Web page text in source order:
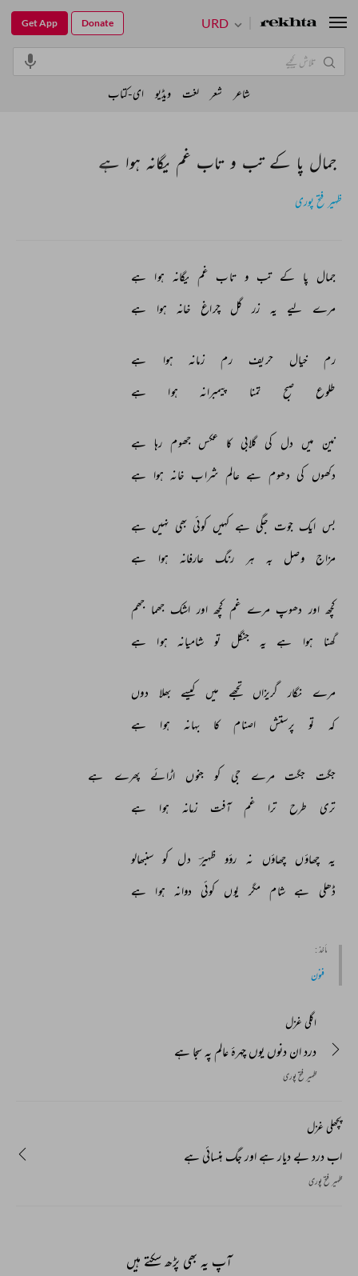
جمال پا کے تب و تاب غم‌ یگانہ ہوا ہے
ظہیر فتح پوری
جمال پا کے تب و تاب غم‌ یگانہ ہوا ہے
مرے
لیے یہ زر گل چراغ خانہ ہوا ہے
رم‌ خیال حریف رم زمانہ ہوا
ہے
طلوع‌
صبح تمنا پیمبرانہ ہوا ہے
نین میں دل کی گلابی کا عکس جھوم رہا ہے
دکھوں کی دھوم ہے عالم شراب خانہ ہوا ہے
بس ایک جوت جگی ہے کہیں کوئی بھی نہیں ہے
مزاج
وصل بہ ہر رنگ عارفانہ ہوا ہے
کچھ اور دھوپ مرے غم کچھ اور اشک جھما جھم
گھنا
ہوا ہے یہ جنگل تو شامیانہ ہوا ہے
مرے نگار گریزاں تجھے میں کیسے بھلا
دوں
کہ
تو پرستش اصنام کا بہانہ ہوا ہے
جگت جگت مرے جی کو جنوں اڑائے پھرے
ہے
تری
طرح ترا غم آفت زمانہ ہوا ہے
یہ چھاؤں چھاؤں نہ رؤو ظہیرؔ دل کو سنبھالو
ڈھلی
ہے شام مگر یوں کوئی دوانہ ہوا ہے
مأخذ :
فنون
اگلی غزل
درد ان دنوں یوں چہرۂ عالم پہ سجا ہے
ظہیر فتح پوری
پچھلی غزل
اب درد بے دیار ہے اور جگ ہنسائی ہے
ظہیر فتح پوری
آپ یہ بھی پڑھ سکتے ہیں
URD
Get App Donate
شاعر شعر لغت ویڈیو ای-کتاب